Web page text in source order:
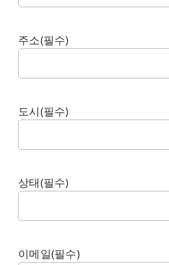
My Alliance
주소(필수)
도시(필수)
상태(필수)
이메일(필수)